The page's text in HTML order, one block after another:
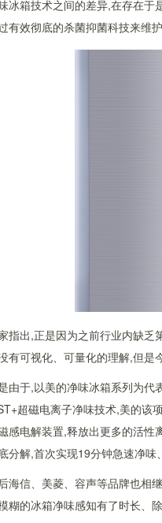
冰箱技术之间的差异,在存在于
有效彻底的杀菌抑菌科技来维
指出,正是因为之前行业内缺乏
有可视化、可量化的理解,但是
由于,以美的净味冰箱系列为代
超磁电离子净味技术,美的该
感电解装置,释放出更多的活
分解,首次实现19分钟急速净味
海信、美菱、容声等品牌也相
糊的冰箱净味感知有了时长、